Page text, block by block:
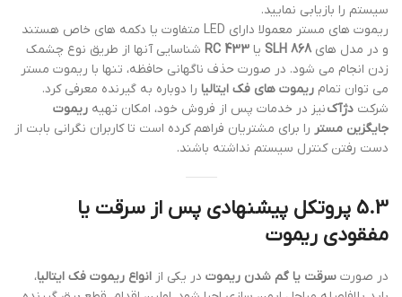
سیستم را بازیابی نمایید.
ریموت های مستر معمولا دارای LED متفاوت یا دکمه های خاص هستند
و در مدل هایSLH 868 یا RC 433 شناسایی آنها از طریق نوع چشمک
زدن انجام می شود. در صورت حذف ناگهانی حافظه، تنها با ریموت مستر
می توان تمام ریموت های فک ایتالیا را دوباره به گیرنده معرفی کرد.
شرکت دژآکنیز در خدمات پس از فروش خود، امکان تهیه ریموت
جایگزین مستر را برای مشتریان فراهم کرده است تا کاربران نگرانی بابت از
دست رفتن کنترل سیستم نداشته باشند.
5.3 پروتکل پیشنهادی پس از
سرقت یا
مفقودی ریموت
در صورت سرقت یا گم شدن ریموت در یکی از انواع ریموت فک ایتالیا،